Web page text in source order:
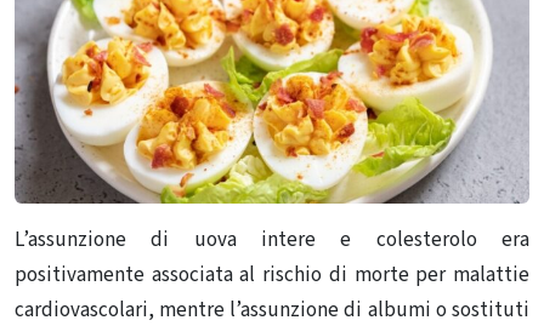
L’assunzione di uova intere e colesterolo era
positivamente associata al rischio di morte per malattie
cardiovascolari, mentre l’assunzione di albumi o sostituti